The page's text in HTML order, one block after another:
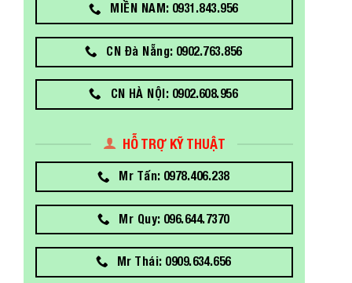
MIỀN NAM: 0931.843.956
CN Đà Nẵng: 0902.763.856
CN HÀ NỘI: 0902.608.956
HỖ TRỢ KỸ THUẬT
Mr Tấn: 0978.406.238
Mr Quy: 096.644.7370
Mr Thái: 0909.634.656